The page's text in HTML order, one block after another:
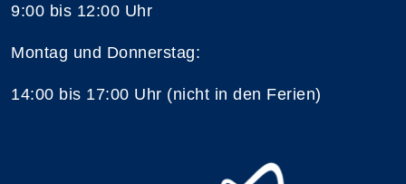
9:00 bis 12:00 Uhr
Montag und Donnerstag:
14:00 bis 17:00 Uhr (nicht in den Ferien)